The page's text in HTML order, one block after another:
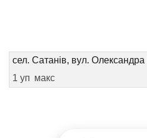
сел. Сатанів, вул. Олександра
1 уп макс